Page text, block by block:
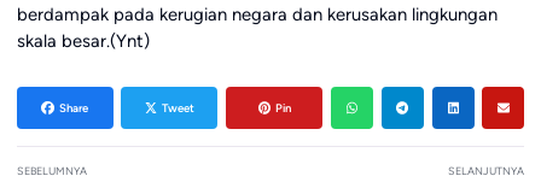
berdampak pada kerugian negara dan kerusakan lingkungan
skala besar.(Ynt)
Share Tweet Pin
SEBELUMNYA SELANJUTNYA